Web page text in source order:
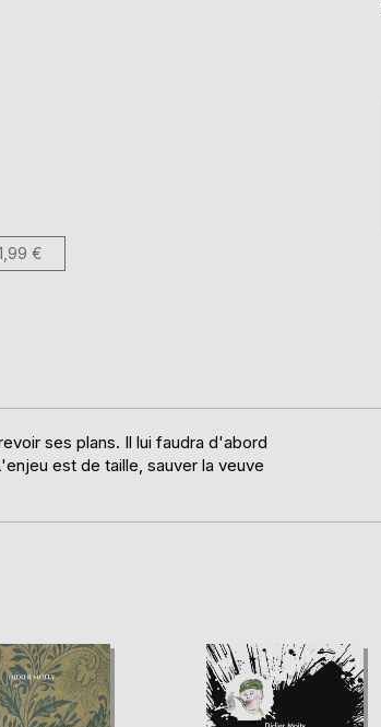
€
ses plans. Il lui faudra d'abord
est de taille, sauver la veuve